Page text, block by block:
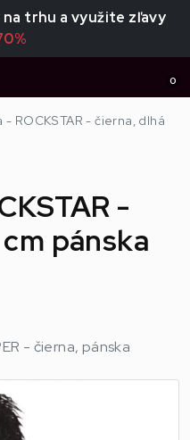
na trhu a využite zľavy
0
- ROCKSTAR - čierna, dlhá
-
pánska
- čierna, pánska